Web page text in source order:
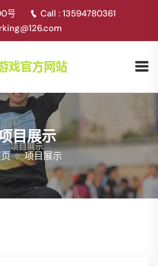
号
Call : 13594780361
目展示
项目展示